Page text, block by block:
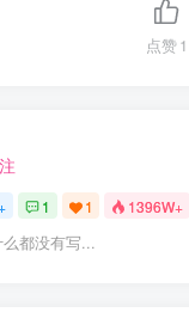
点赞1
1 1 1396W+
都没有写...